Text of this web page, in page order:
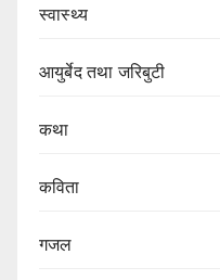
स्वास्थ्य
आयुर्बेद तथा जरिबुटी
कथा
कविता
गजल